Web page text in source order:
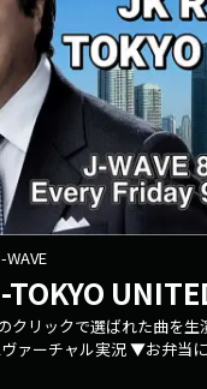
WAVE
クリックで選ばれた曲を
ァーチャル実況 ▼お弁当
FOOTBALL FANATIC